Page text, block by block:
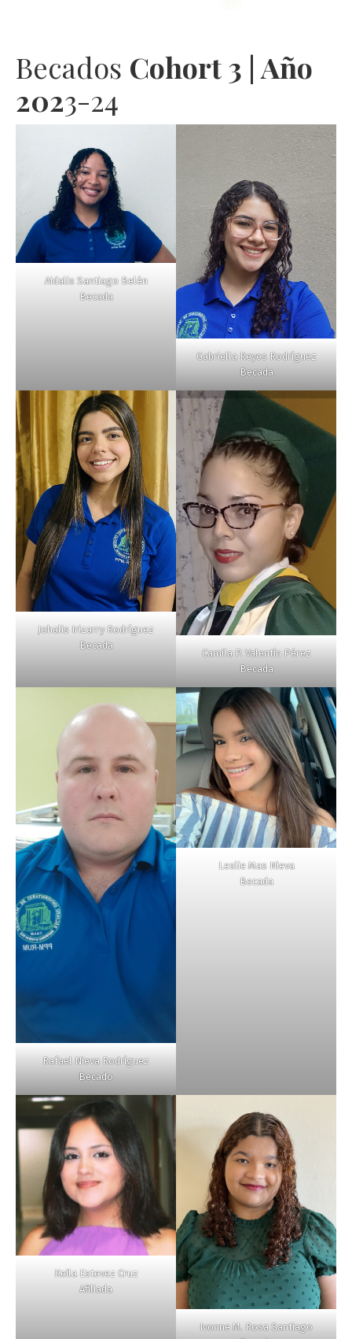
Becados Cohort 3 | Año
2023-24
Aidalis Santiago Belén
Becada
Gabriella Reyes Rodríguez
Becada
Johalis Irizarry Rodríguez
Becada
Camila P. Valentín Pérez
Becada
Rafael Nieva Rodríguez
Becado
Leslie Mas Nieva
Becada
Keila Estevez Cruz
Afiliada
Ivonne M. Rosa Santiago